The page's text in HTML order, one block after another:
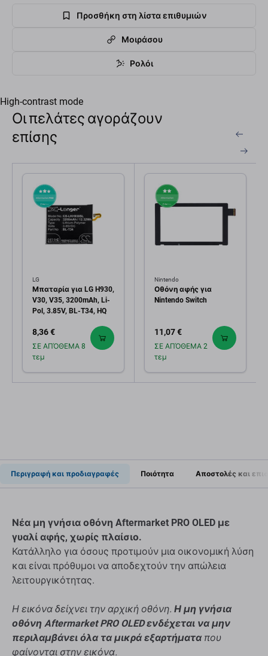
Προσθήκη στη λίστα επιθυμιών
Μοιράσου
Ρολόι
High-contrast mode
Οι πελάτες αγοράζουν
επίσης
LG
Μπαταρία για LG H930,
V30, V35, 3200mAh, Li-
Pol, 3.85V, BL-T34, HQ
8,36 €
ΣΕ ΑΠΌΘΕΜΑ 8
τεμ
Nintendo
Οθόνη αφής για
Nintendo Switch
11,07 €
ΣΕ ΑΠΌΘΕΜΑ 2
τεμ
Περιγραφή και προδιαγραφές Ποιότητα Αποστολές και
Νέα μη γνήσια οθόνη Aftermarket PRO OLED με
γυαλί αφής, χωρίς πλαίσιο.
Κατάλληλο για όσους προτιμούν μια οικονομική λύση
και είναι πρόθυμοι να αποδεχτούν την απώλεια
λειτουργικότητας.
Η εικόνα δείχνει την αρχική οθόνη. Η μη γνήσια
οθόνη Aftermarket PRO OLED ενδέχεται να μην
περιλαμβάνει όλα τα μικρά εξαρτήματα που
φαίνονται στην εικόνα.